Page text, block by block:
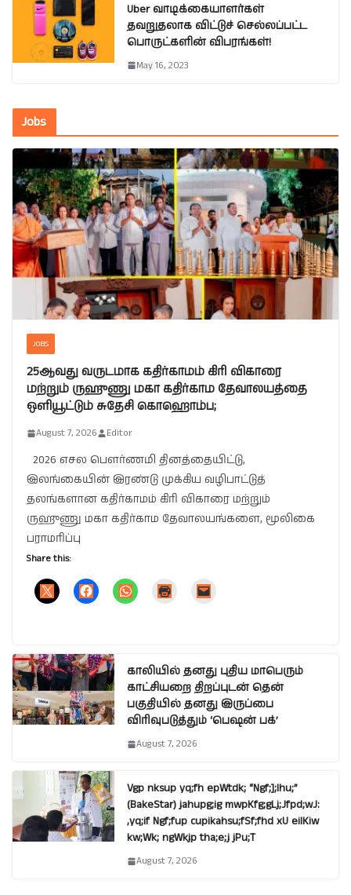
Uber வாடிக்கையாளர்கள்
தவறுதலாக விட்டுச் செல்லப்பட்ட
பொருட்களின் விபரங்கள்!
May 16, 2023
Jobs
JOBS
25ஆவது வருடமாக கதிர்காமம் கிரி விகாரை
மற்றும் ருஹுணு மகா கதிர்காம தேவாலயத்தை
ஒளியூட்டும் சுதேசி கொஹொம்ப;
August 7, 2026 Editor
2026 எசல பௌர்ணமி தினத்தையிட்டு,
இலங்கையின் இரண்டு முக்கிய வழிபாட்டுத்
தலங்களான கதிர்காமம் கிரி விகாரை மற்றும்
ருஹுணு மகா கதிர்காம தேவாலயங்களை, மூலிகை
பராமரிப்பு
Share this:
காலியில் தனது புதிய மாபெரும்
காட்சியறை திறப்புடன் தென்
பகுதியில் தனது இருப்பை
விரிவுபடுத்தும் ‘பெஷன் பக்’
August 7, 2026
Vgp nksup yq;fh epWtdk; “Ngf;];lhu;”
(BakeStar) jahupg;ig mwpKfg;gLj;Jfpd;wJ:
,yq;if Ngf;fup cupikahsu;fSf;fhd xU eilKiw
kw;Wk; ngWkjp tha;e;j jPu;T
August 7, 2026